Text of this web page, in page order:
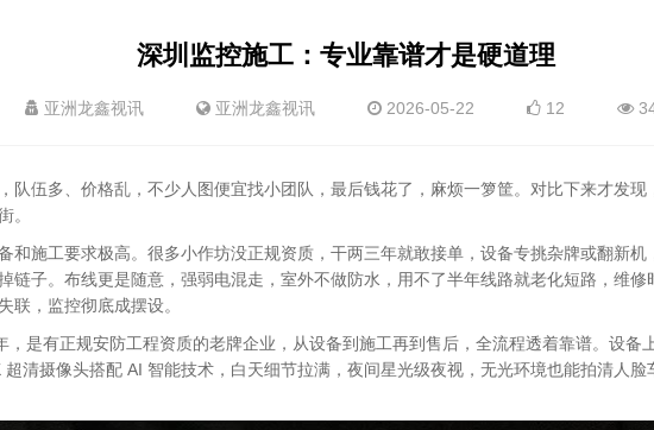
深圳监控施工：专业靠谱才是硬道理
亚洲龙鑫视讯 亚洲龙鑫视讯 2026-05-22 12
队伍多、价格乱，不少人图便宜找小团队，最后钱花了，麻烦一箩筐。对比下来才发
。
和施工要求极高。很多小作坊没正规资质，干两三年就敢接单，设备专挑杂牌或翻新
链子。布线更是随意，强弱电混走，室外不做防水，用不了半年线路就老化短路，维
联，监控彻底成摆设。
，是有正规安防工程资质的老牌企业，从设备到施工再到售后，全流程透着靠谱。设备
清摄像头搭配 AI 智能技术，白天细节拉满，夜间星光级夜视，无光环境也能拍清人